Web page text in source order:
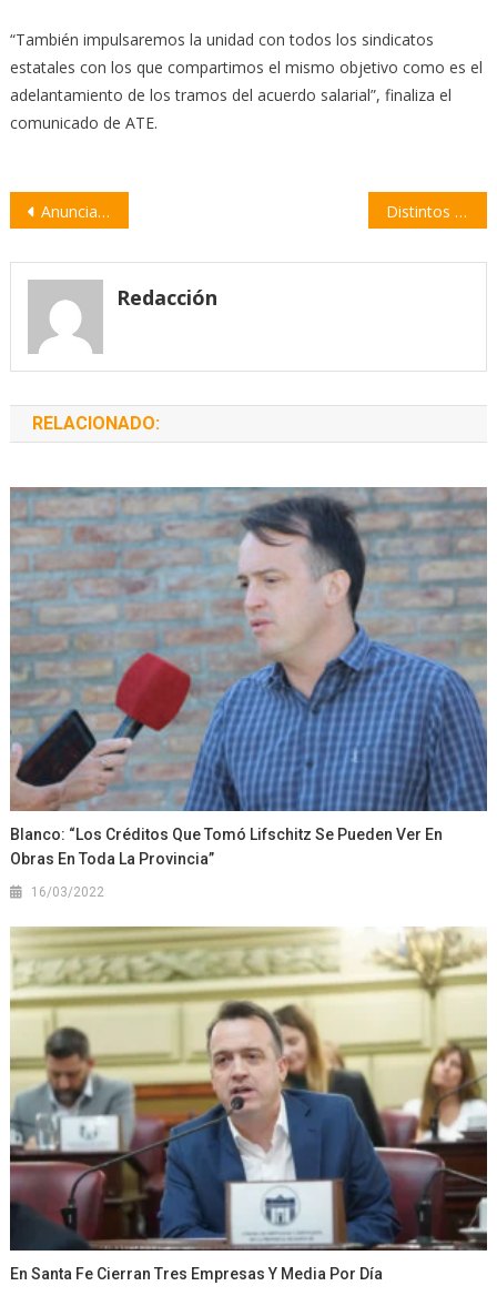
“También impulsaremos la unidad con todos los sindicatos
estatales con los que compartimos el mismo objetivo como es el
adelantamiento de los tramos del acuerdo salarial”, finaliza el
comunicado de ATE.
Navegación
entradas
Anunciaron detalles del nuevo esquema de subsidios al consumo de gas, electricidad y agua Distintos espacios sindicales y sociales marchan contra “la inflación y la especulación”
Redacción
RELACIONADO:
Blanco: “Los Créditos Que Tomó Lifschitz Se Pueden Ver En
Obras En Toda La Provincia”
16/03/2022
En Santa Fe Cierran Tres Empresas Y Media Por Día